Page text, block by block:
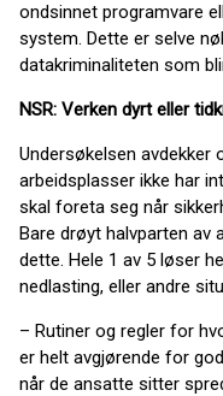
ondsinnet programvare
system. Dette er selve
datakriminaliteten som
NSR: Verken dyrt eller
Undersøkelsen avdekker
arbeidsplasser ikke har
skal foreta seg når
Bare drøyt halvparten av
dette. Hele 1 av 5 løser
nedlasting, eller andre
– Rutiner og regler for
er helt avgjørende for
når de ansatte sitter